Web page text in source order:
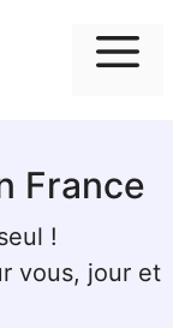
France
!
vous, jour et